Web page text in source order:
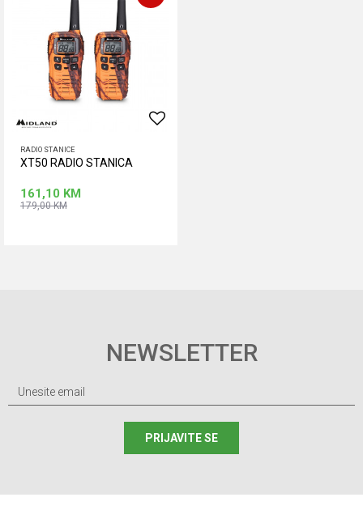
RADIO STANICE
XT50 RADIO STANICA
161,10 KM
179,00KM
NEWSLETTER
PRIJAVITE SE